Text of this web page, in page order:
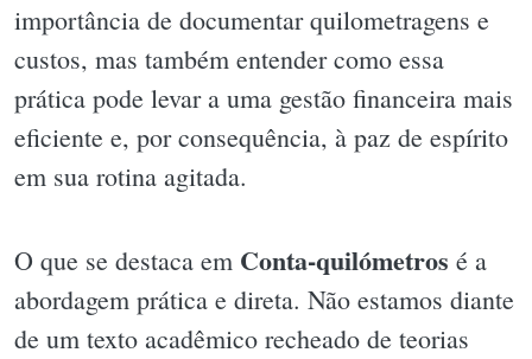
importância de documentar quilometragens e
custos, mas também entender como essa
prática pode levar a uma gestão financeira mais
eficiente e, por consequência, à paz de espírito
em sua rotina agitada.
O que se destaca em Conta-quilómetros é a
abordagem prática e direta. Não estamos diante
de um texto acadêmico recheado de teorias